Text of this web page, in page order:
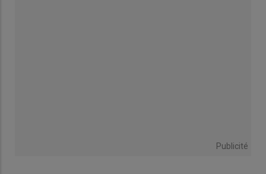
Publicité